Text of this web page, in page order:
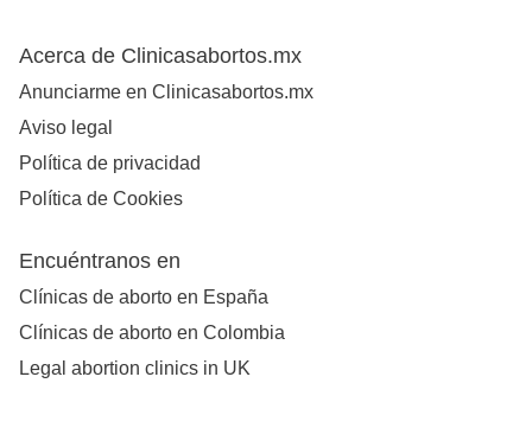
Acerca de Clinicasabortos.mx
Anunciarme en Clinicasabortos.mx
Aviso legal
Política de privacidad
Política de Cookies
Encuéntranos en
Clínicas de aborto en España
Clínicas de aborto en Colombia
Legal abortion clinics in UK